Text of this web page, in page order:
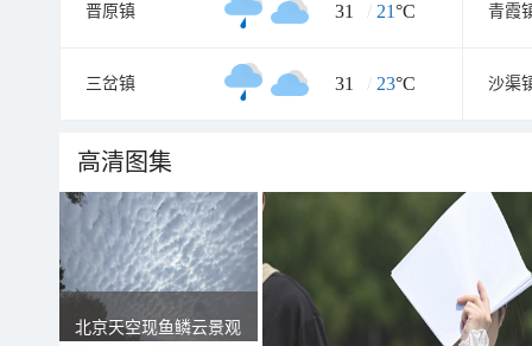
晋原镇 31 / 21°C 青霞
三岔镇 31 / 23°C 沙渠
高清图集
北京天空现鱼鳞云景观